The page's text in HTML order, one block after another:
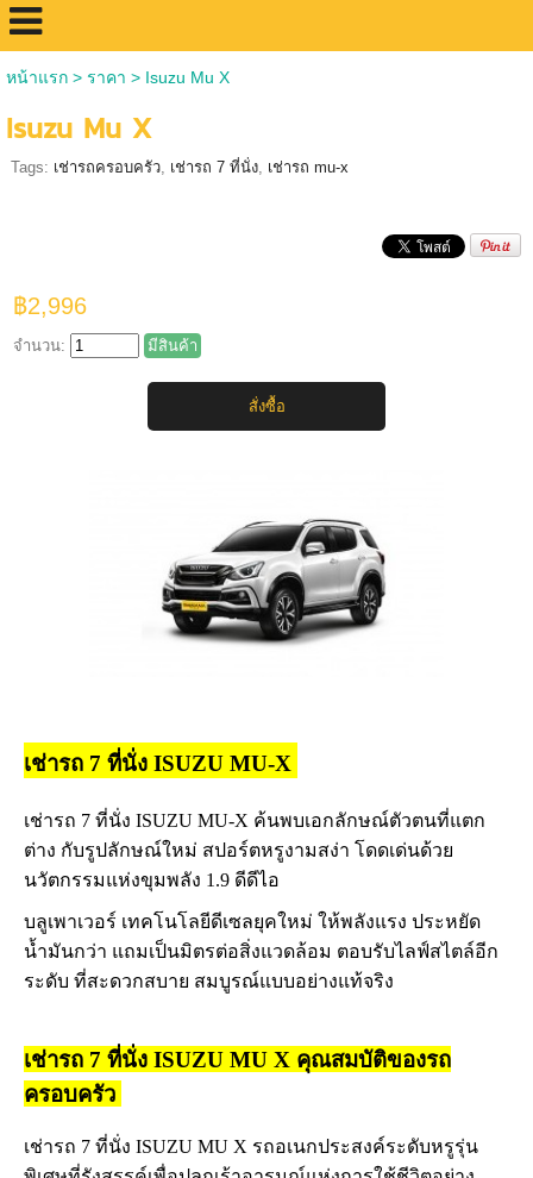
หน้าแรก> ราคา > Isuzu Mu X
Isuzu Mu X
Tags: เช่ารถครอบครัว, เช่ารถ 7 ที่นั่ง, เช่ารถ mu-x
฿2,996
จำนวน: มีสินค้า
เช่ารถ 7 ที่นั่ง ISUZU MU-X
เช่ารถ 7 ที่นั่ง ISUZU MU-X ค้นพบเอกลักษณ์ตัวตนที่แตก
ต่าง กับรูปลักษณ์ใหม่ สปอร์ตหรูงามสง่า โดดเด่นด้วย
นวัตกรรมแห่งขุมพลัง 1.9 ดีดีไอ
บลูเพาเวอร์ เทคโนโลยีดีเซลยุคใหม่ ให้พลังแรง ประหยัด
น้ำมันกว่า แถมเป็นมิตรต่อสิ่งแวดล้อม ตอบรับไลฟ์สไตล์อีก
ระดับ ที่สะดวกสบาย สมบูรณ์แบบอย่างแท้จริง
เช่ารถ 7 ที่นั่ง ISUZU MU X คุณสมบัติของรถ
ครอบครัว
เช่ารถ 7 ที่นั่ง ISUZU MU X รถอเนกประสงค์ระดับหรูรุ่น